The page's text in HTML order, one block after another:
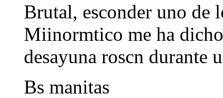
Brutal, esconder uno de
Miinormtico me ha
desayuna roscn durante
Bs manitas